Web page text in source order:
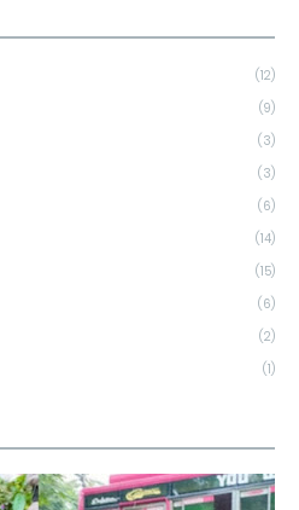
(12)
(9)
(3)
(3)
(6)
(14)
(15)
(6)
(2)
(1)